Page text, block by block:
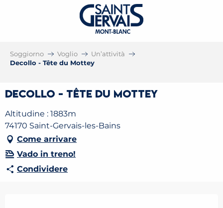
Soggiorno Voglio
Un’attività
Decollo - Tête du Mottey
Decollo - Tête du Mottey
Altitudine : 1883m
74170 Saint-Gervais-les-Bains
Come arrivare
Vado in treno!
Condividere